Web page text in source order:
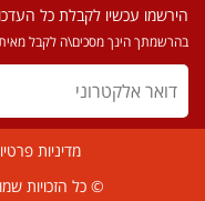
הירשמו עכשיו לקבלת כל
בהרשמתך הינך מסכים\ה לקבל
מדיניות
© כל הזכויות